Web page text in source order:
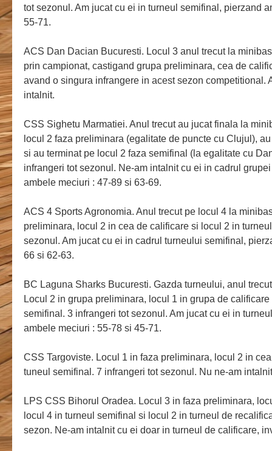
tot sezonul. Am jucat cu ei in turneul semifinal, pierzand
55-71.
ACS Dan Dacian Bucuresti. Locul 3 anul trecut la
prin campionat, castigand grupa preliminara, cea de
avand o singura infrangere in acest sezon competitional.
intalnit.
CSS Sighetu Marmatiei. Anul trecut au jucat finala la
locul 2 faza preliminara (egalitate de puncte cu Clujul),
si au terminat pe locul 2 faza semifinal (la egalitate cu
infrangeri tot sezonul. Ne-am intalnit cu ei in cadrul
ambele meciuri : 47-89 si 63-69.
ACS 4 Sports Agronomia. Anul trecut pe locul 4 la
preliminara, locul 2 in cea de calificare si locul 2 in
sezonul. Am jucat cu ei in cadrul turneului semifinal,
66 si 62-63.
BC Laguna Sharks Bucuresti. Gazda turneului, anul
Locul 2 in grupa preliminara, locul 1 in grupa de
semifinal. 3 infrangeri tot sezonul. Am jucat cu ei in
ambele meciuri : 55-78 si 45-71.
CSS Targoviste. Locul 1 in faza preliminara, locul 2 in
tuneul semifinal. 7 infrangeri tot sezonul. Nu ne-am
LPS CSS Bihorul Oradea. Locul 3 in faza preliminara,
locul 4 in turneul semifinal si locul 2 in turneul de
sezon. Ne-am intalnit cu ei doar in turneul de calificare,